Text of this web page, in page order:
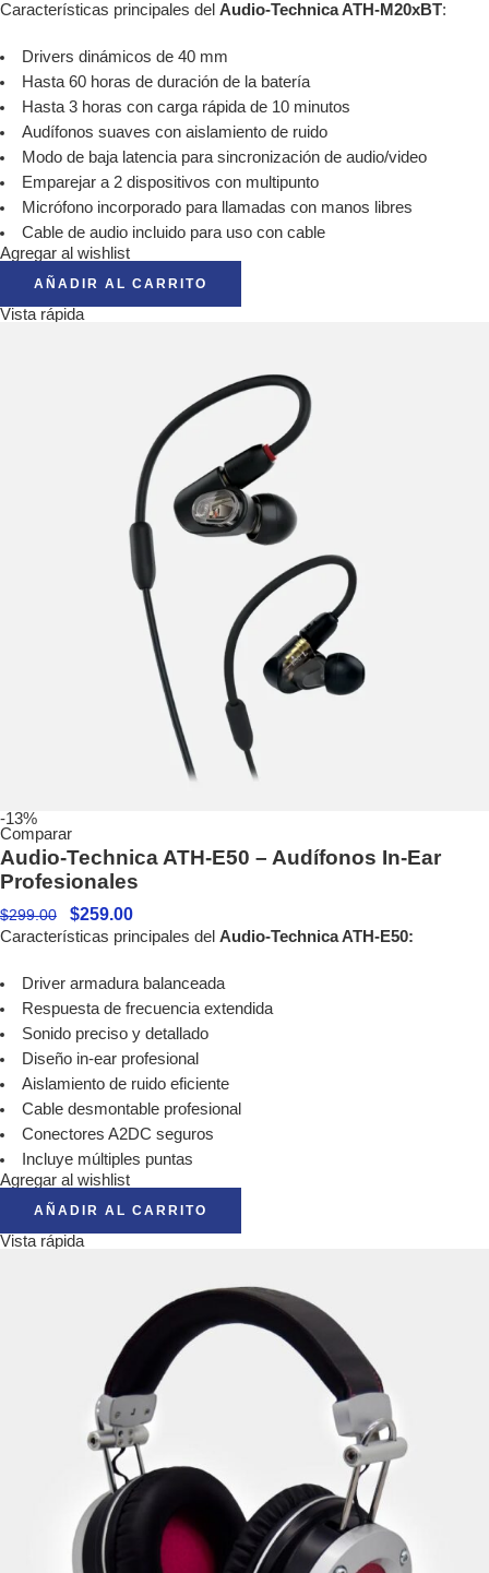
Características principales del Audio-Technica ATH-M20xBT:
Drivers dinámicos de 40 mm
Hasta 60 horas de duración de la batería
Hasta 3 horas con carga rápida de 10 minutos
Audífonos suaves con aislamiento de ruido
Modo de baja latencia para sincronización de audio/video
Emparejar a 2 dispositivos con multipunto
Micrófono incorporado para llamadas con manos libres
Cable de audio incluido para uso con cable
Agregar al wishlist
AÑADIR AL CARRITO
Vista rápida
-13%
Comparar
Audio-Technica ATH-E50 – Audífonos In-Ear
Profesionales
$299.00 $259.00
Características principales del Audio-Technica ATH-E50:
Driver armadura balanceada
Respuesta de frecuencia extendida
Sonido preciso y detallado
Diseño in-ear profesional
Aislamiento de ruido eficiente
Cable desmontable profesional
Conectores A2DC seguros
Incluye múltiples puntas
Agregar al wishlist
AÑADIR AL CARRITO
Vista rápida